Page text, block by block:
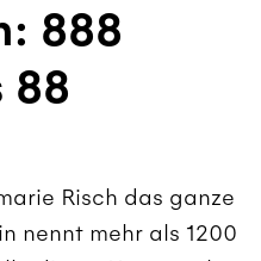
888
88
Risch das ganze
nennt mehr als 1200